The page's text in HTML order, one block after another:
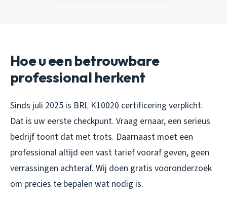
Hoe u een betrouwbare
professional herkent
Sinds juli 2025 is BRL K10020 certificering verplicht.
Dat is uw eerste checkpunt. Vraag ernaar, een serieus
bedrijf toont dat met trots. Daarnaast moet een
professional altijd een vast tarief vooraf geven, geen
verrassingen achteraf. Wij doen gratis vooronderzoek
om precies te bepalen wat nodig is.